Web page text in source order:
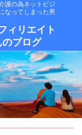
護の為ネットビジ
なってしまった男
ィリエイト
ブログ